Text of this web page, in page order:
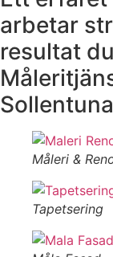
arbetar
resultat
Måleri &
Tapetsering